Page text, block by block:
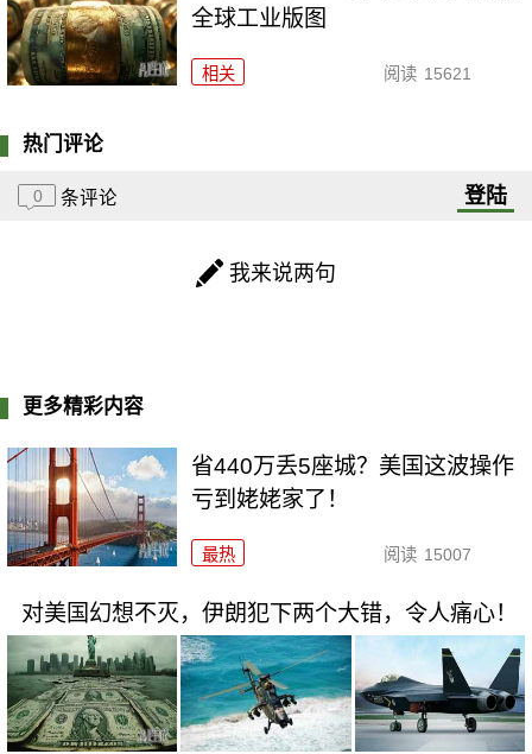
全球工业版图
相关 阅读 15621
热门评论
0 条评论 登陆
我来说两句
更多精彩内容
省440万丢5座城？美国这波操作
亏到姥姥家了！
最热 阅读 15007
对美国幻想不灭，伊朗犯下两个大错，令人痛心！